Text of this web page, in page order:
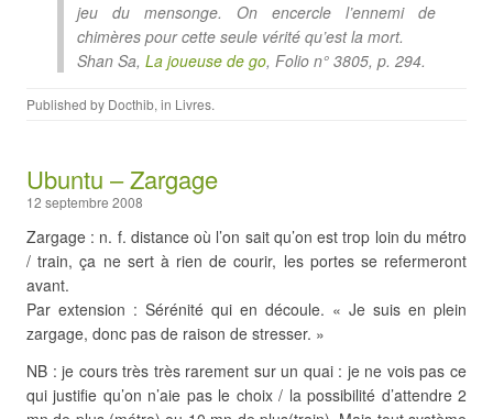
jeu du mensonge. On encercle l’ennemi de
chimères pour cette seule vérité qu’est la mort.
Shan Sa, La joueuse de go, Folio n° 3805, p. 294.
Published by Docthib, in Livres.
Ubuntu – Zargage
12 septembre 2008
Zargage : n. f. distance où l’on sait qu’on est trop loin du métro
/ train, ça ne sert à rien de courir, les portes se refermeront
avant.
Par extension : Sérénité qui en découle. « Je suis en plein
zargage, donc pas de raison de stresser. »
NB : je cours très très rarement sur un quai : je ne vois pas ce
qui justifie qu’on n’aie pas le choix / la possibilité d’attendre 2